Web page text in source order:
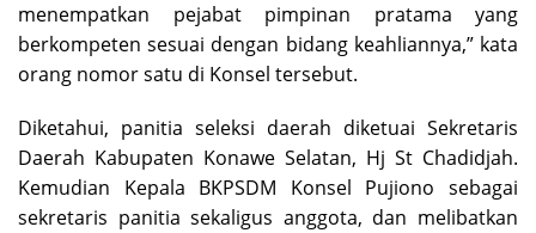
menempatkan pejabat pimpinan pratama yang
berkompeten sesuai dengan bidang keahliannya,” kata
orang nomor satu di Konsel tersebut.
Diketahui, panitia seleksi daerah diketuai Sekretaris
Daerah Kabupaten Konawe Selatan, Hj St Chadidjah.
Kemudian Kepala BKPSDM Konsel Pujiono sebagai
sekretaris panitia sekaligus anggota, dan melibatkan